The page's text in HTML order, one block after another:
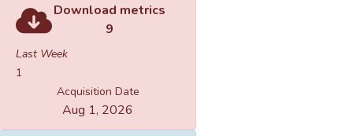
Download metrics
9
Last Week
1
Acquisition Date
Aug 1, 2026